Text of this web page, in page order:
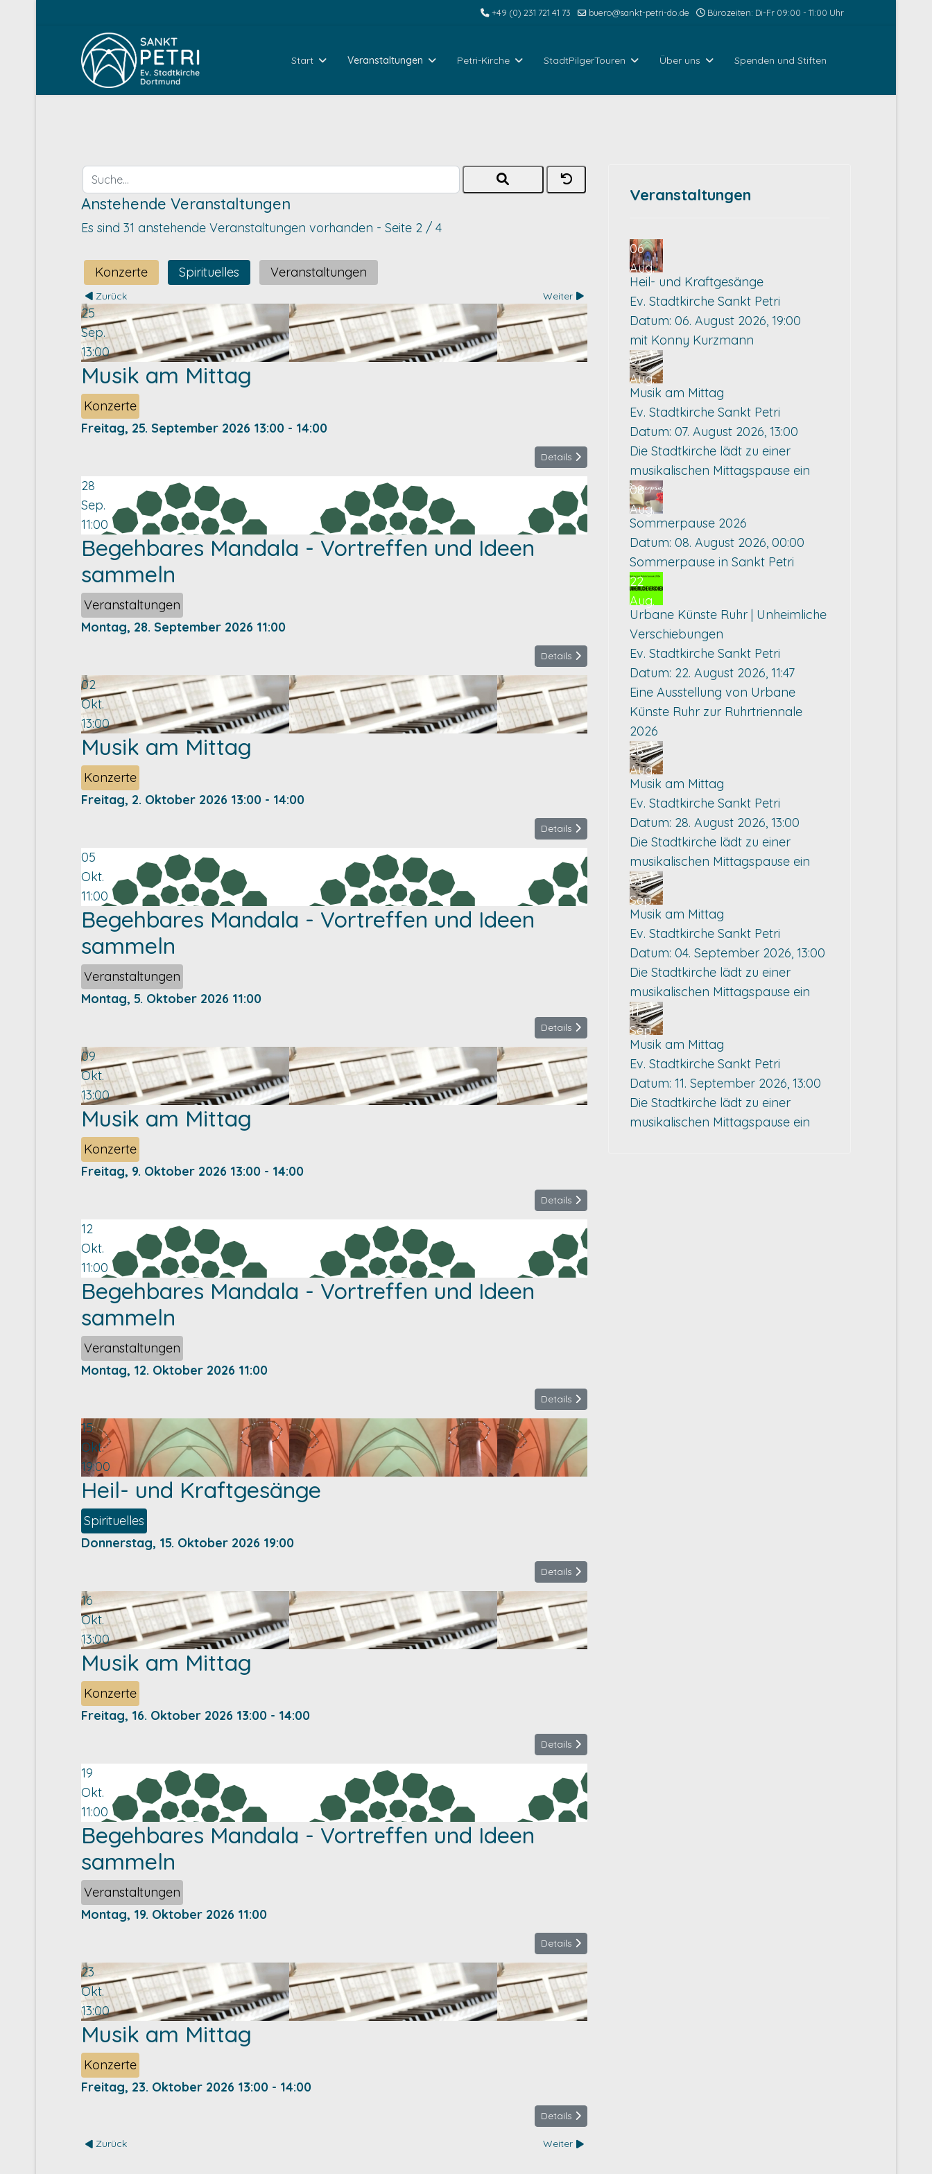
+49 (0) 231 721 41 73 buero@sankt-petri-do.de Bürozeiten: Di-Fr 09:00 - 11:00 Uhr
Start Veranstaltungen Petri-Kirche StadtPilgerTouren Über uns Spenden und Stiften
Suche...
Anstehende Veranstaltungen
Es sind 31 anstehende Veranstaltungen vorhanden - Seite 2 / 4
Konzerte Spirituelles Veranstaltungen
Zurück Weiter
25
Sep.
13:00
Musik am Mittag
Konzerte
Freitag, 25. September 2026 13:00 - 14:00
Details
28
Sep.
11:00
Begehbares Mandala - Vortreffen und Ideen
sammeln
Veranstaltungen
Montag, 28. September 2026 11:00
Details
02
Okt.
13:00
Musik am Mittag
Konzerte
Freitag, 2. Oktober 2026 13:00 - 14:00
Details
05
Okt.
11:00
Begehbares Mandala - Vortreffen und Ideen
sammeln
Veranstaltungen
Montag, 5. Oktober 2026 11:00
Details
09
Okt.
13:00
Musik am Mittag
Konzerte
Freitag, 9. Oktober 2026 13:00 - 14:00
Details
12
Okt.
11:00
Begehbares Mandala - Vortreffen und Ideen
sammeln
Veranstaltungen
Montag, 12. Oktober 2026 11:00
Details
15
Okt.
19:00
Heil- und Kraftgesänge
Spirituelles
Donnerstag, 15. Oktober 2026 19:00
Details
16
Okt.
13:00
Musik am Mittag
Konzerte
Freitag, 16. Oktober 2026 13:00 - 14:00
Details
19
Okt.
11:00
Begehbares Mandala - Vortreffen und Ideen
sammeln
Veranstaltungen
Montag, 19. Oktober 2026 11:00
Details
23
Okt.
13:00
Musik am Mittag
Konzerte
Freitag, 23. Oktober 2026 13:00 - 14:00
Details
Zurück Weiter
Veranstaltungen
06
Aug.
Heil- und Kraftgesänge
Ev. Stadtkirche Sankt Petri
Datum: 06. August 2026, 19:00
mit Konny Kurzmann
07
Aug.
Musik am Mittag
Ev. Stadtkirche Sankt Petri
Datum: 07. August 2026, 13:00
Die Stadtkirche lädt zu einer
musikalischen Mittagspause ein
08
Aug.
Sommerpause 2026
Datum: 08. August 2026, 00:00
Sommerpause in Sankt Petri
22
Aug.
Urbane Künste Ruhr | Unheimliche
Verschiebungen
Ev. Stadtkirche Sankt Petri
Datum: 22. August 2026, 11:47
Eine Ausstellung von Urbane
Künste Ruhr zur Ruhrtriennale
2026
28
Aug.
Musik am Mittag
Ev. Stadtkirche Sankt Petri
Datum: 28. August 2026, 13:00
Die Stadtkirche lädt zu einer
musikalischen Mittagspause ein
04
Sep.
Musik am Mittag
Ev. Stadtkirche Sankt Petri
Datum: 04. September 2026, 13:00
Die Stadtkirche lädt zu einer
musikalischen Mittagspause ein
11
Sep.
Musik am Mittag
Ev. Stadtkirche Sankt Petri
Datum: 11. September 2026, 13:00
Die Stadtkirche lädt zu einer
musikalischen Mittagspause ein